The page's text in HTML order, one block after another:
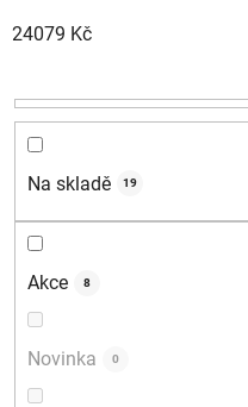
n
í
r
24079 Kč
Na skladě 19
Akce 8
Novinka 0